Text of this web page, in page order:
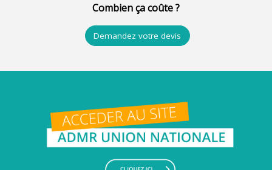
Combien ça coûte ?
Demandez votre devis